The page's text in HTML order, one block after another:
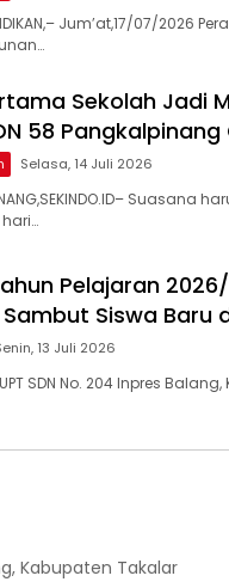
Jum’at,17/07/2026
Sekolah Jadi
58
Selasa, 14 Juli 2026
Suasana
Pelajaran
Siswa Baru
13 Juli 2026
UPT SDN No. 204 Inpres
Kabupaten Takalar